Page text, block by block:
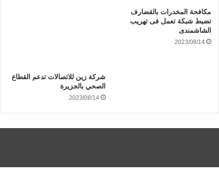
مكافحة المخدرات بالقضارف
تضبط شبكة تعمل فى تهريب
الشاشمندى
2023/08/14
شركة زين للاتصالات تدعم القطاع
الصحي بالجزيرة
2023/08/14